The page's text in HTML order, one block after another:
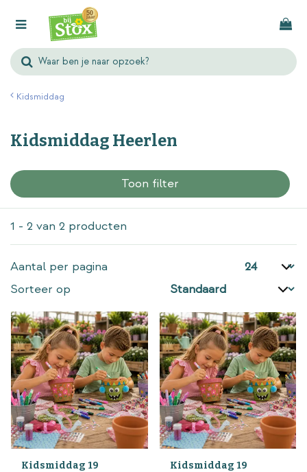
Kidsmiddag
Kidsmiddag Heerlen
Toon filter
1 - 2 van 2 producten
Aantal per pagina
Sorteer op
Kidsmiddag 19
Kidsmiddag 19